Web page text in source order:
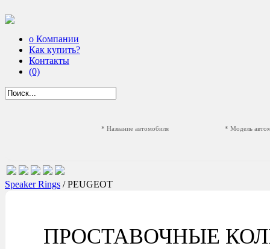
о Компании
Как купить?
Контакты
(0)
* Название автомобиля * Модель
Speaker Rings / PEUGEOT
ПРОСТАВОЧНЫЕ